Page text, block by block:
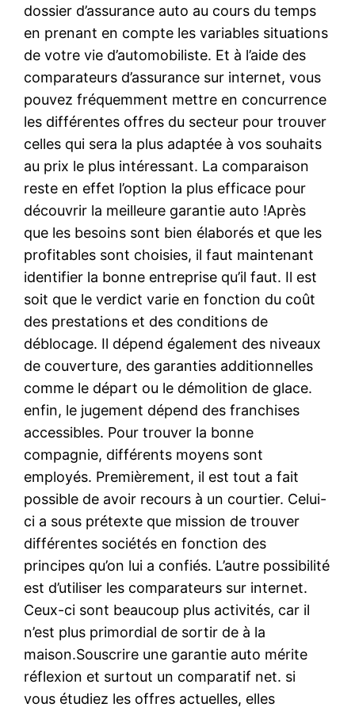
dossier d’assurance auto au cours du temps
en prenant en compte les variables situations
de votre vie d’automobiliste. Et à l’aide des
comparateurs d’assurance sur internet, vous
pouvez fréquemment mettre en concurrence
les différentes offres du secteur pour trouver
celles qui sera la plus adaptée à vos souhaits
au prix le plus intéressant. La comparaison
reste en effet l’option la plus efficace pour
découvrir la meilleure garantie auto !Après
que les besoins sont bien élaborés et que les
profitables sont choisies, il faut maintenant
identifier la bonne entreprise qu’il faut. Il est
soit que le verdict varie en fonction du coût
des prestations et des conditions de
déblocage. Il dépend également des niveaux
de couverture, des garanties additionnelles
comme le départ ou le démolition de glace.
enfin, le jugement dépend des franchises
accessibles. Pour trouver la bonne
compagnie, différents moyens sont
employés. Premièrement, il est tout a fait
possible de avoir recours à un courtier. Celui-
ci a sous prétexte que mission de trouver
différentes sociétés en fonction des
principes qu’on lui a confiés. L’autre possibilité
est d’utiliser les comparateurs sur internet.
Ceux-ci sont beaucoup plus activités, car il
n’est plus primordial de sortir de à la
maison.Souscrire une garantie auto mérite
réflexion et surtout un comparatif net. si
vous étudiez les offres actuelles, elles